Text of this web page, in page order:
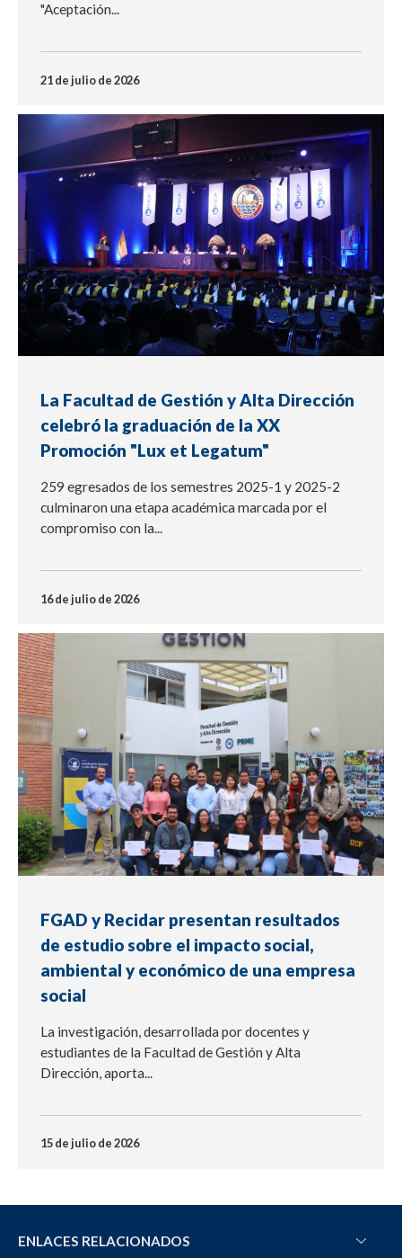
"Aceptación...
21 de julio de 2026
NOTICIA
La Facultad de Gestión y Alta Dirección
celebró la graduación de la XX
Promoción "Lux et Legatum"
259 egresados de los semestres 2025-1 y 2025-2
culminaron una etapa académica marcada por el
compromiso con la...
16 de julio de 2026
NOTICIA
FGAD y Recidar presentan resultados
de estudio sobre el impacto social,
ambiental y económico de una empresa
social
La investigación, desarrollada por docentes y
estudiantes de la Facultad de Gestión y Alta
Dirección, aporta...
15 de julio de 2026
ENLACES RELACIONADOS